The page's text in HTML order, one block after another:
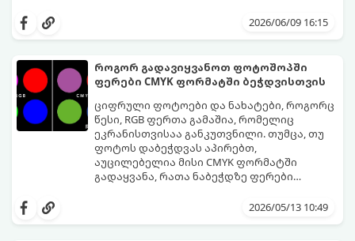
ბიუჯეტური სისტემის აწყობისას მთავარია
თამაშში კადრების რაოდენობას (FPS)
პირდაპირ ზრდის.
შეარჩიოთ სწორი კომპონენტები და
2026/06/09 16:15
როგორ გადავიყვანოთ ფოტოშოპში
ფერები CMYK ფორმატში ბეჭდვისთვის
ციფრული ფოტოები და ნახატები, როგორც
წესი, RGB ფერთა გამაშია, რომელიც
ეკრანისთვისაა განკუთვნილი. თუმცა, თუ
ფოტოს დაბეჭდვას აპირებთ,
აუცილებელია მისი CMYK ფორმატში
გადაყვანა, რათა ნაბეჭდზე ფერები
ფერების სწორად კონვერტაციისთვის:
2026/05/13 10:49